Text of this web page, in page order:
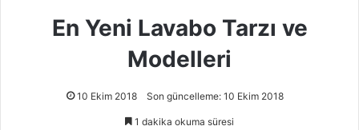
En Yeni Lavabo Tarzı ve
Modelleri
10 Ekim 2018 Son güncelleme: 10 Ekim 2018
1 dakika okuma süresi